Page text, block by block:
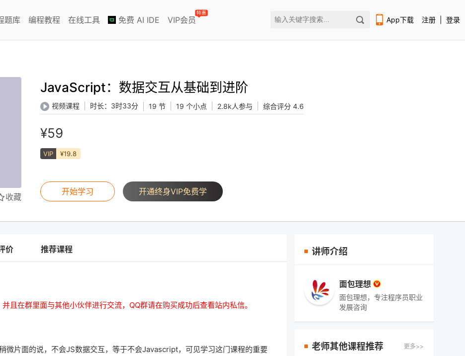
题库 编程教程 在线工具 免费 AI IDE VIP会员
特惠
App下载 注册 登录
收藏
JavaScript：数据交互从基础到进阶
视频课程 时长： 3时33分 19 节 19 个小点 2.8k人参与 综合评分 4.6
¥59
VIP ¥19.8
开始学习 开通终身VIP免费学
价 推荐课程
且在群里面与其他小伙伴进行交流，QQ群请在购买成功后查看站内私信。
微片面的说，不会JS数据交互，等于不会Javascript，可见学习这门课程的重要
讲师介绍
面包理想
面包理想，专注程序员职业
发展咨询
老师其他课程推荐 更多>>